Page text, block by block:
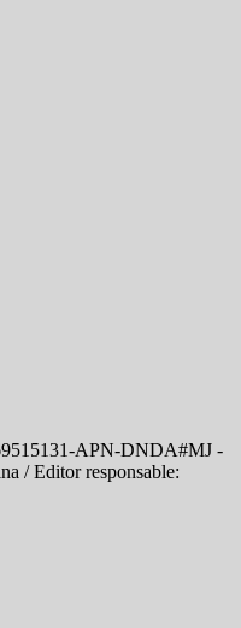
APN-DNDA#MJ -
/ Editor responsable: